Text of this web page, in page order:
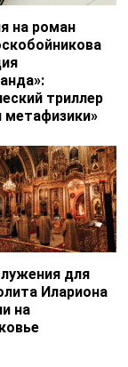
на роман
триллер
метафизики»
для
Илариона
на